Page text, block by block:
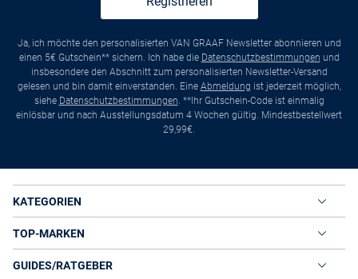
Ja, ich möchte den personalisierten VAN GRAAF Newsletter abonnieren und
einen 5€ Gutschein** sichern. Ich habe die Datenschutzbestimmungen und
insbesondere den Abschnitt zum personalisierten Newsletter-Versand
gelesen und bin damit einverstanden. Eine Abmeldung ist jederzeit möglich,
siehe Datenschutzbestimmungen. **Ihr Gutschein-Code ist einmalig
einlösbar und nach Ausstellungsdatum 4 Wochen gültig. Mindestbestellwert
29,99€.
KATEGORIEN
TOP-MARKEN
GUIDES/RATGEBER